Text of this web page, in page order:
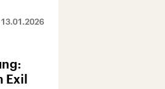
13.01.2026
Exil